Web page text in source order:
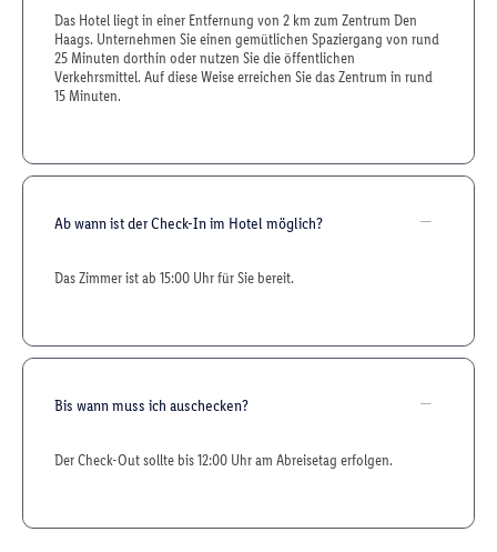
Das Hotel liegt in einer Entfernung von 2 km zum Zentrum Den
Haags. Unternehmen Sie einen gemütlichen Spaziergang von rund
25 Minuten dorthin oder nutzen Sie die öffentlichen
Verkehrsmittel. Auf diese Weise erreichen Sie das Zentrum in rund
15 Minuten.
Ab wann ist der Check-In im Hotel möglich?
Das Zimmer ist ab 15:00 Uhr für Sie bereit.
Bis wann muss ich auschecken?
Der Check-Out sollte bis 12:00 Uhr am Abreisetag erfolgen.